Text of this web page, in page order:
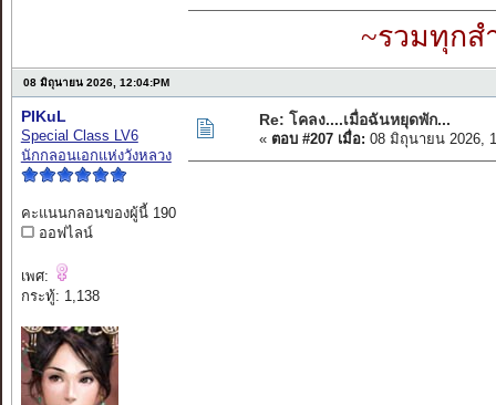
~รวมทุกส
08 มิถุนายน 2026, 12:04:PM
PIKuL
Special Class LV6
นักกลอนเอกแห่งวังหลวง
คะแนนกลอนของผู้นี้ 190
ออฟไลน์
เพศ:
กระทู้: 1,138
Re: โคลง....เมื่อฉันหยุดพัก...
« ตอบ #207 เมื่อ: 08 มิถุนายน 2026,